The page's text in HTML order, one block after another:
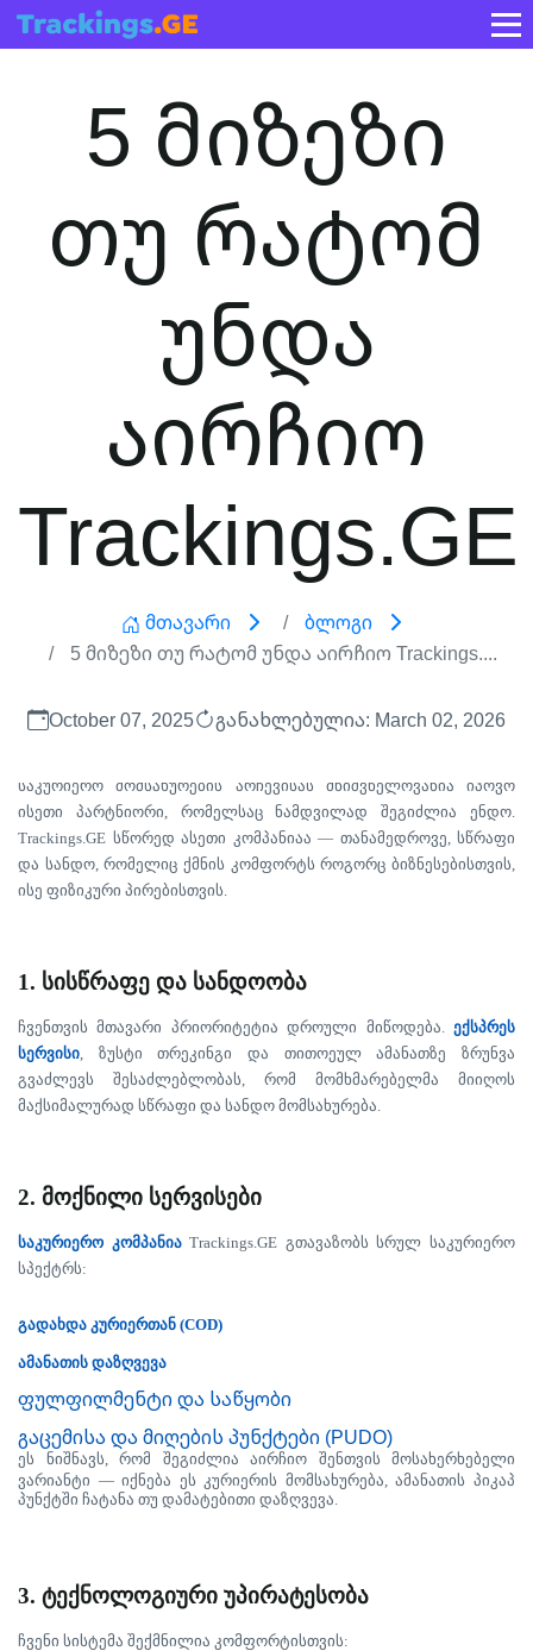
5 მიზეზი
თუ რატომ
უნდა
აირჩიო
Trackings.GE
Მთავარი
Ბლოგი
5 Მიზეზი Თუ Რატომ Უნდა Აირჩიო Trackings....
October 07, 2025 განახლებულია: March 02, 2026
საკურიერო მომსახურების არჩევისას მნიშვნელოვანია
იპოვო
ისეთი
პარტნიორი, რომელსაც ნამდვილად შეგიძლია ენდო.
Trackings.GE სწორედ ასეთი კომპანიაა — თანამედროვე, სწრაფი
და სანდო,რომელიც ქმნის კომფორტს როგორც ბიზნესებისთვის,
ისე ფიზიკური პირებისთვის.
1. სისწრაფე და სანდოობა
ჩვენთვის მთავარი პრიორიტეტია დროული მიწოდება.ექსპრეს
სერვისი, ზუსტი თრეკინგი და თითოეულ ამანათზე
ზრუნვა
გვაძლევს
შესაძლებლობას, რომ მომხმარებელმა
მიიღოს
მაქსიმალურად სწრაფი და სანდო მომსახურება.
2. მოქნილი სერვისები
საკურიერო კომპანიაTrackings.GE გთავაზობს სრულ საკურიერო
სპექტრს:
გადახდა კურიერთან (COD)
ამანათის დაზღვევა
ფულფილმენტი და საწყობი
გაცემისა და მიღების პუნქტები (PUDO)
ეს ნიშნავს, რომ შეგიძლია აირჩიო შენთვის
მოსახერხებელი
ვარიანტი —იქნება ეს კურიერის მომსახურება,ამანათის პიკაპ
პუნქტში ჩატანა თუ დამატებითი დაზღვევა.
3. ტექნოლოგიური უპირატესობა
ჩვენი სისტემა შექმნილია კომფორტისთვის: